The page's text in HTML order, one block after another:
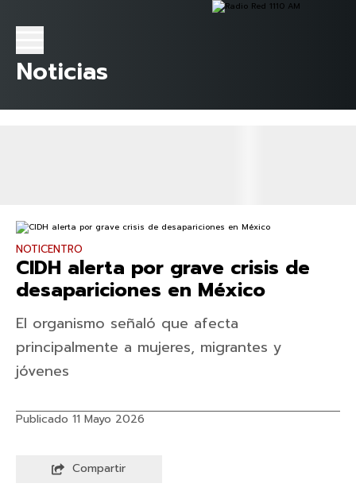
Noticias
NOTICENTRO
CIDH alerta por grave crisis de
desapariciones en México
El organismo señaló que afecta
principalmente a mujeres, migrantes y
jóvenes
Publicado 11 Mayo 2026
Compartir